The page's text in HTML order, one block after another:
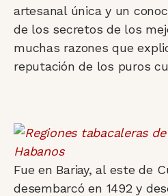
artesanal única y un
de los secretos de los
muchas razones que
reputación de los puros
Fue en Bariay, al este de
desembarcó en 1492 y